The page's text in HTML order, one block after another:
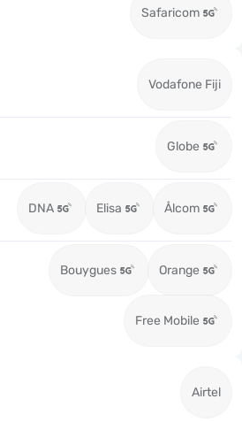
Safaricom
Vodafone Fiji
Globe
DNA Elisa Ålcom
Bouygues Orange
Free Mobile
Airtel